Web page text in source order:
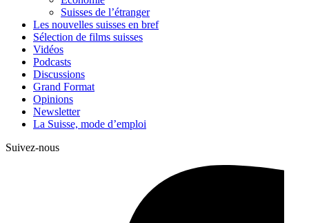
Suisses de l’étranger
Les nouvelles suisses en bref
Sélection de films suisses
Vidéos
Podcasts
Discussions
Grand Format
Opinions
Newsletter
La Suisse, mode d’emploi
Suivez-nous